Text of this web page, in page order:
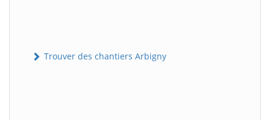
Trouver des chantiers Arbigny